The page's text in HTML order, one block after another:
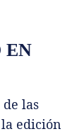
EN
las
edición